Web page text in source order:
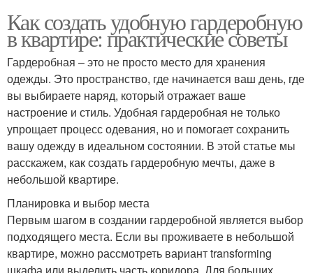
Как создать удобную гардеробную
в квартире: практические советы
Гардеробная – это не просто место для хранения
одежды. Это пространство, где начинается ваш день, где
вы выбираете наряд, который отражает ваше
настроение и стиль. Удобная гардеробная не только
упрощает процесс одевания, но и помогает сохранить
вашу одежду в идеальном состоянии. В этой статье мы
расскажем, как создать гардеробную мечты, даже в
небольшой квартире.
Планировка и выбор места
Первым шагом в создании гардеробной является выбор
подходящего места. Если вы проживаете в небольшой
квартире, можно рассмотреть вариант transforming
шкафа или выделить часть коридора. Для больших